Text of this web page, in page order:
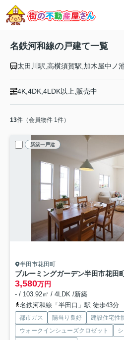
名鉄河和線の戸建て一覧
4K,4DK,4LDK以上,販売中
13件（会員物件 1件）
新築一戸建
半田市花田町
3,580万円
- / 103.92㎡ / 4LDK /新築
名鉄河和線「半田口」駅 徒歩43分
都市ガス 陽当り良好
建設住宅性
ウォークインシューズクロゼット